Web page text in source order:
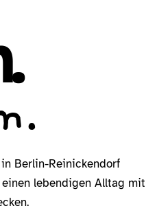
Berlin-Reinickendorf
lebendigen Alltag mit